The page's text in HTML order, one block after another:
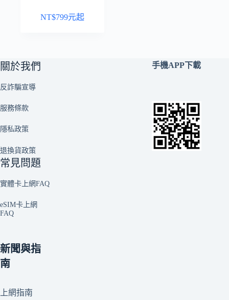
NT$799元起
關於我們
反詐騙宣導
服務條款
隱私政策
退換貨政策
常見問題
實體卡上網FAQ
eSIM卡上網
FAQ
新聞與指
南
上網指南
手機APP下載